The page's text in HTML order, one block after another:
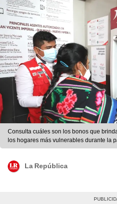
Consulta cuáles son los bonos que
los hogares más vulnerables durante la
difusión/LR
La República